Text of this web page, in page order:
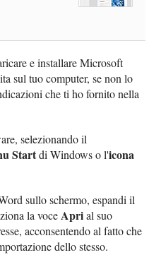
e installare Microsoft
sul tuo computer, se non lo
che ti ho fornito nella
selezionando il
Startdi Windows o l'icona
sullo schermo, espandi il
la voce Aprial suo
acconsentendo al fatto che
dello stesso.